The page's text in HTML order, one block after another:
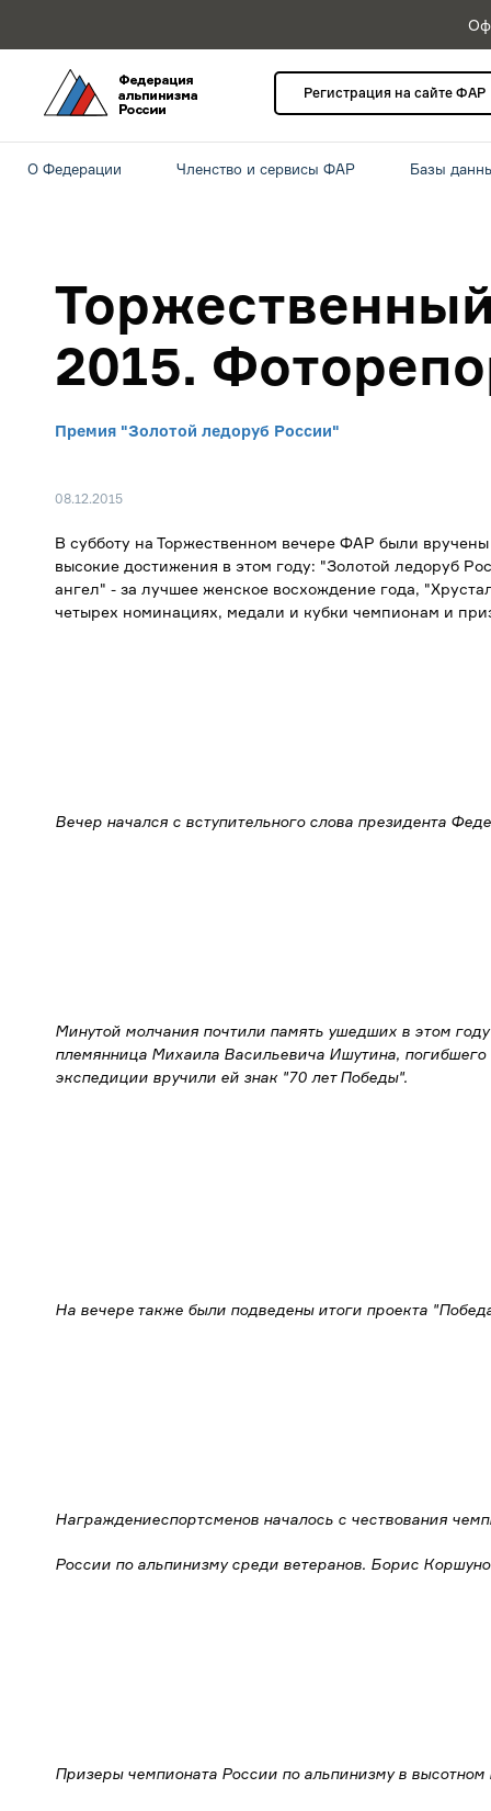
Регистрация на сайте ФАР
О Федерации Членство и сервисы ФАР Базы
2015.
Премия "Золотой ледоруб России"
08.12.2015
В субботу на Торжественном вечере ФАР были
высокие достижения в этом году: "Золотой ледоруб
ангел" - за лучшее женское восхождение года,
четырех номинациях, медали и кубки чемпионам и
Вечер начался с вступительного слова президента
Минутой молчания почтили память ушедших в этом
племянница Михаила Васильевича Ишутина,
экспедиции вручили ей знак "70 лет Победы".
На вечере также были подведены итоги проекта
Награждениеспортсменов началось с чествования
России по альпинизму среди ветеранов. Борис
Призеры чемпионата России по альпинизму в высотном